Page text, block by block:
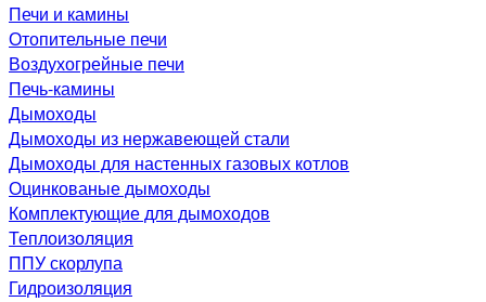
Печи и камины
Отопительные печи
Воздухогрейные печи
Печь-камины
Дымоходы
Дымоходы из нержавеющей стали
Дымоходы для настенных газовых котлов
Оцинкованые дымоходы
Комплектующие для дымоходов
Теплоизоляция
ППУ скорлупа
Гидроизоляция